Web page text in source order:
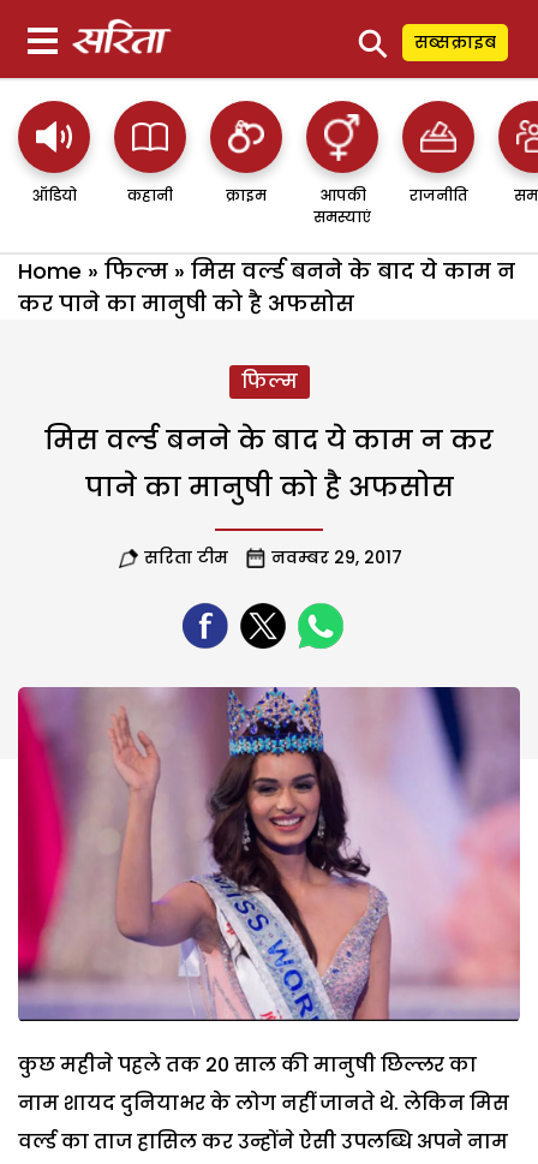
⚲ सब्सक्राइब
ऑडियो कहानी क्राइम
आपकी
समस्याएं
राजनीति
Home » फिल्म » मिस वर्ल्ड बनने के बाद ये काम न
कर पाने का मानुषी को है अफसोस
फिल्म
मिस वर्ल्ड बनने के बाद ये काम न कर
पाने का मानुषी को है अफसोस
सरिता टीम नवम्बर 29, 2017
कुछ महीने पहले तक 20 साल की मानुषी छिल्लर का
नाम शायद दुनियाभर के लोग नहीं जानते थे. लेकिन मिस
वर्ल्ड का ताज हासिल कर उन्होंने ऐसी उपलब्धि अपने नाम